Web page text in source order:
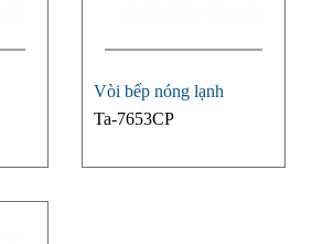
Vòi bếp nóng lạnh
Ta-7653CP